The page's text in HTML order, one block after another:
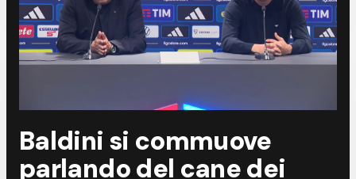
Baldini si commuove
parlando del cane dei